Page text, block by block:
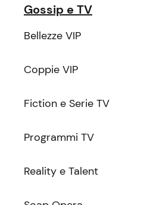
Gossip e TV
Bellezze VIP
Coppie VIP
Fiction e Serie TV
Programmi TV
Reality e Talent